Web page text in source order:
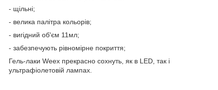
- щільні;
- велика палітра кольорів;
- вигідний об'єм 11мл;
- забезпечують рівномірне покриття;
Гель-лаки Weex прекрасно сохнуть, як в LED, так і
ультрафіолетовій лампах.